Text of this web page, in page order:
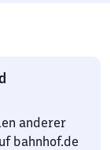
anderer
bahnhof.de